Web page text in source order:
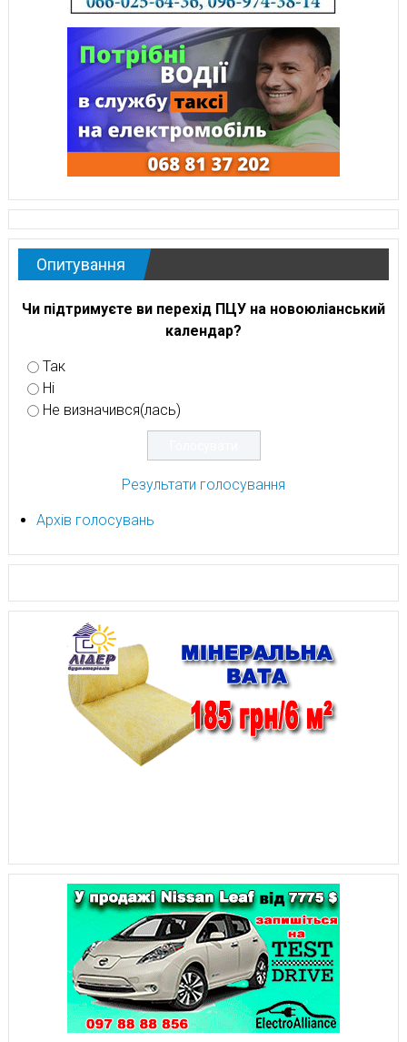
Опитування
Чи підтримуєте ви перехід ПЦУ на новоюліанський
календар?
Так
Ні
Не визначився(лась)
Результати голосування
Архів голосувань